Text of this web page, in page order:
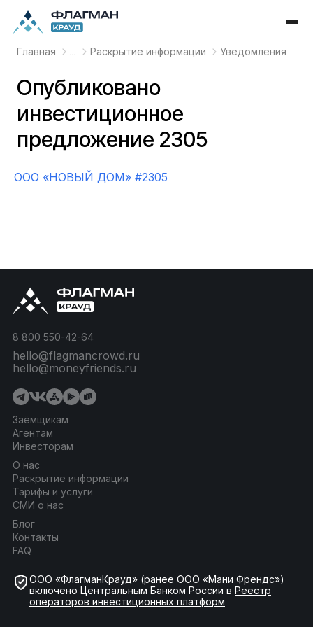
Главная ... Раскрытие информации Уведомления
Опубликовано
инвестиционное
предложение 2305
OOO «НОВЫЙ ДОМ» #2305
Заёмщикам
Агентам
Инвесторам
О нас
Раскрытие информации
Тарифы и услуги
СМИ о нас
Блог
Контакты
FAQ
8 800 550-42-64
hello@flagmancrowd.ru
hello@moneyfriends.ru
ООО «ФлагманКрауд» (ранее ООО «Мани Френдс»)
включено Центральным Банком России в Реестр
операторов инвестиционных платформ